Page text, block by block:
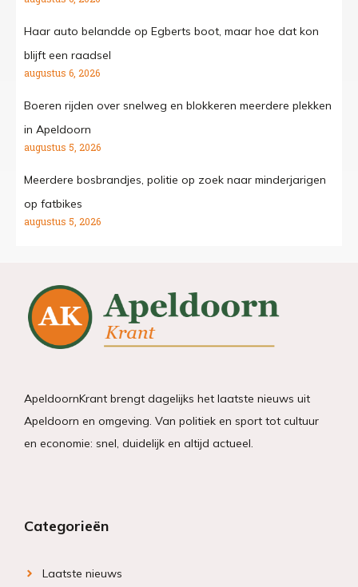
Haar auto belandde op Egberts boot, maar hoe dat kon
blijft een raadsel
augustus 6, 2026
Boeren rijden over snelweg en blokkeren meerdere plekken
in Apeldoorn
augustus 5, 2026
Meerdere bosbrandjes, politie op zoek naar minderjarigen
op fatbikes
augustus 5, 2026
ApeldoornKrant brengt dagelijks het laatste nieuws uit
Apeldoorn en omgeving. Van politiek en sport tot cultuur
en economie: snel, duidelijk en altijd actueel.
Categorieën
Laatste nieuws